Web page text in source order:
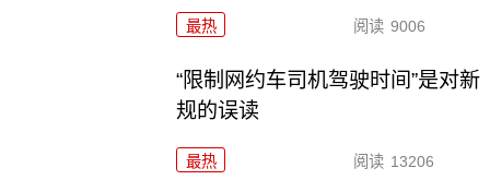
最热 阅读 9006
“限制网约车司机驾驶时间”是对新
规的误读
最热 阅读 13206